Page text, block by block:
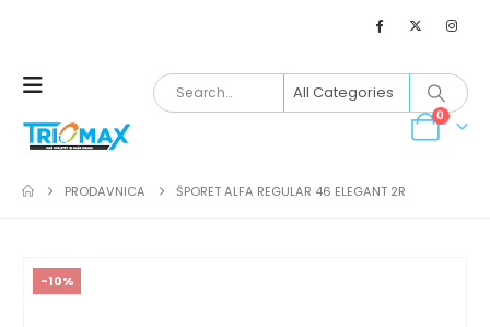
0
PRODAVNICA ŠPORET ALFA REGULAR 46 ELEGANT 2R
-10%